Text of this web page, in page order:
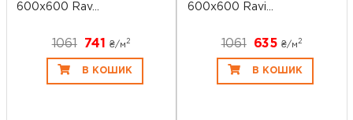
600x600 Rav...
1061 741 ₴/м 2
В КОШИК
600x600 Ravi...
1061 635 ₴/м 2
В КОШИК